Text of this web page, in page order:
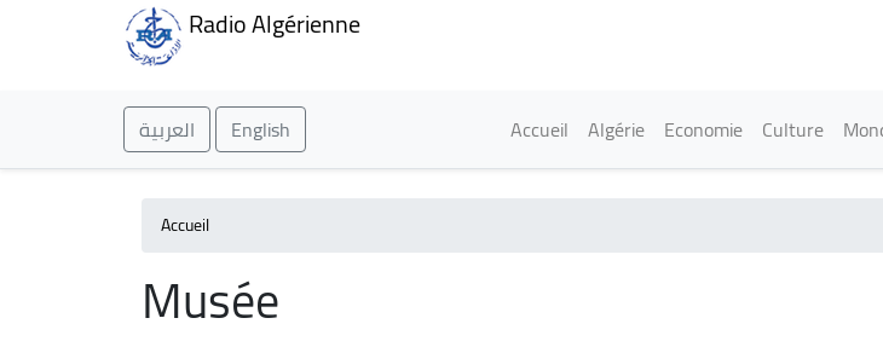
Radio Algérienne
العربية English Main navigation
Accueil Algérie Economie Culture
Accueil
Musée